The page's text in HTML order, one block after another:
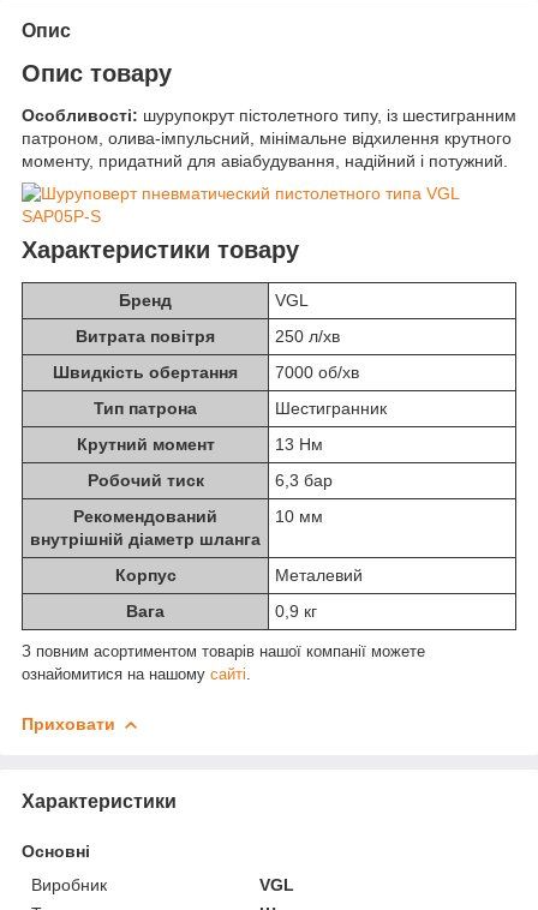
Опис
Опис товару
Особливості: шурупокрут пістолетного типу, із шестигранним
патроном, олива-імпульсний, мінімальне відхилення крутного
моменту, придатний для авіабудування, надійний і потужний.
Характеристики товару
Бренд
VGL
Витрата повітря
250 л/хв
Швидкість обертання
7000 об/хв
Тип патрона
Шестигранник
Крутний момент
13 Нм
Робочий тиск
6,3 бар
Рекомендований
внутрішній діаметр шланга
10 мм
Корпус
Металевий
Вага
0,9 кг
З повним асортиментом товарів нашої компанії можете
ознайомитися на нашому сайті.
Приховати
Характеристики
Основні
Виробник
VGL